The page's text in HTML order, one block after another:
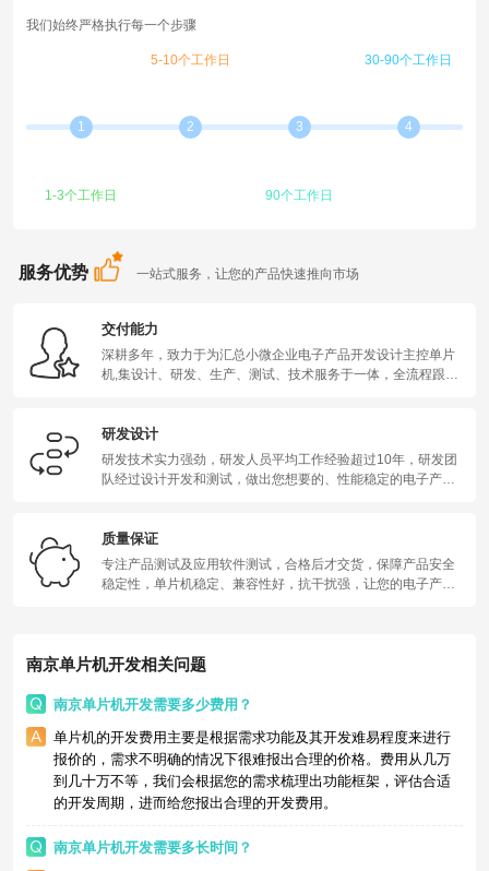
我们始终严格执行每一个步骤
5-10个工作日
30-90个工作日
1 2 3 4
1-3个工作日
90个工作日
服务优势 一站式服务，让您的产品快速推向市场
交付能力
深耕多年，致力于为汇总小微企业电子产品开发设计主控单片
机,集设计、研发、生产、测试、技术服务于一体，全流程跟进
研发设计
研发技术实力强劲，研发人员平均工作经验超过10年，研发团
队经过设计开发和测试，做出您想要的、性能稳定的电子产
质量保证
专注产品测试及应用软件测试，合格后才交货，保障产品安全
稳定性，单片机稳定、兼容性好，抗干扰强，让您的电子产品
南京单片机开发相关问题
南京单片机开发需要多少费用？
单片机的开发费用主要是根据需求功能及其开发难易程度来进行
报价的，需求不明确的情况下很难报出合理的价格。费用从几万
到几十万不等，我们会根据您的需求梳理出功能框架，评估合适
的开发周期，进而给您报出合理的开发费用。
南京单片机开发需要多长时间？